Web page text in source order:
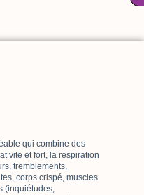
qui combine des
vite et fort, la respiration
tremblements,
corps crispé, muscles
(inquiétudes,